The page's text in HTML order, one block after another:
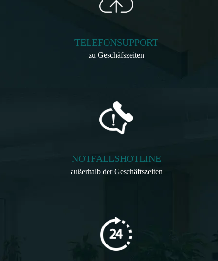
TELEFONSUPPORT
zu Geschäfszeiten
NOTFALLSHOTLINE
außerhalb der Geschäftszeiten